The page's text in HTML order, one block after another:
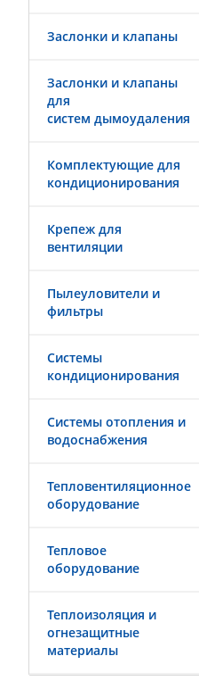
Заслонки и клапаны
Заслонки и клапаны
для
систем дымоудаления
Комплектующие для
кондиционирования
Крепеж для
вентиляции
Пылеуловители и
фильтры
Системы
кондиционирования
Системы отопления и
водоснабжения
Тепловентиляционное
оборудование
Тепловое
оборудование
Теплоизоляция и
огнезащитные
материалы